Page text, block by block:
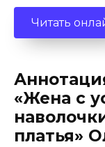
Читать
«Жена с
платья»